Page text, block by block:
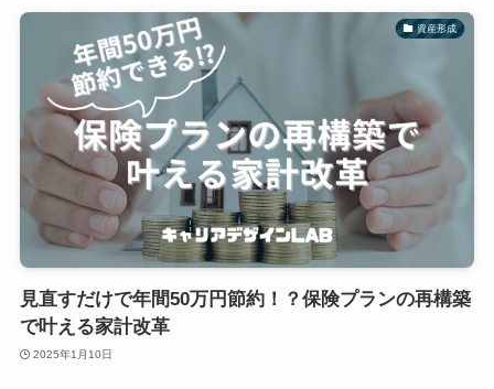
資産形成
見直すだけで年間50万円節約！？保険プランの再構築
で叶える家計改革
2025年1月10日